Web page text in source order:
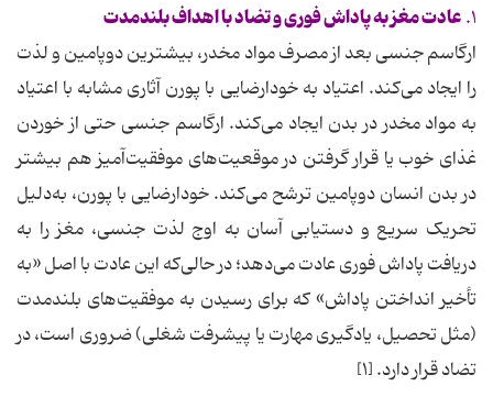
۱. عادت مغز به پاداش فوری و تضاد با اهداف بلندمدت
ارگاسم جنسی بعد از مصرف مواد مخدر، بیشترین دوپامین و لذت
را ایجاد می‌کند. اعتیاد به خودارضایی با پورن آثاری مشابه با اعتیاد
به مواد مخدر در بدن ایجاد می‌کند. ارگاسم جنسی حتی از خوردن
غذای خوب یا قرار گرفتن در موقعیت‌های موفقیت‌آمیز هم بیشتر
در بدن انسان دوپامین ترشح می‌کند. خودارضایی با پورن، به‌دلیل
تحریک سریع و دستیابی آسان به اوج لذت جنسی، مغز را به
دریافت پاداش فوری عادت می‌دهد؛ در حالی‌که این عادت با اصل «به
تأخیر انداختن پاداش» که برای رسیدن به موفقیت‌های بلندمدت
(مثل تحصیل، یادگیری مهارت یا پیشرفت شغلی) ضروری است، در
تضاد قرار دارد. [۱]